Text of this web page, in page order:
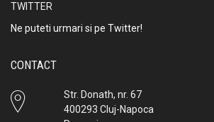
TWITTER
Ne puteti urmari si pe Twitter!
CONTACT
Str. Donath, nr. 67
400293 Cluj-Napoca